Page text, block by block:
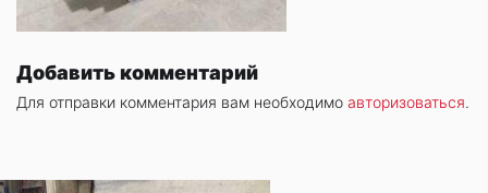
Добавить комментарий
Для отправки комментария вам необходимо авторизоваться.